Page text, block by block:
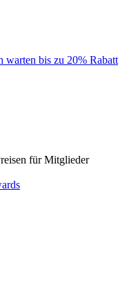
warten bis zu 20% Rabatt
für Mitglieder